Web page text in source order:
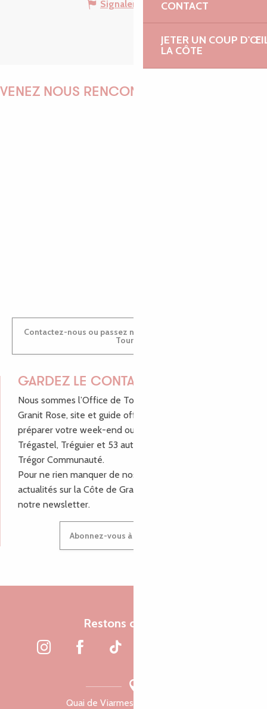
CONTACT
JETER UN COUP
LA CÔTE
Signaler une erreur
VENEZ NOUS RENCONTRER !
Contactez-nous ou passez nous voir dans nos Offices de
Tourisme
GARDEZ LE CONTACT !
Nous sommes l’Office de Tourisme Bretagne - Côte de
Granit Rose, site et guide officiel pour vous aider à
préparer votre week-end ou vos vacances à Lannion,
Trégastel, Tréguier et 53 autres communes de Lannion-
Trégor Communauté.
Pour ne rien manquer de nos bons plans et nos
actualités sur la Côte de Granit Rose, inscrivez-vous à
notre newsletter.
Abonnez-vous à notre newsletter
Restons connectés
Quai de Viarmes, 22300 Lannion